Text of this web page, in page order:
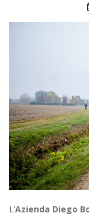
L’Azienda Diego